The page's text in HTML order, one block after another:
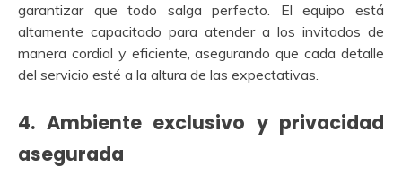
garantizar que todo salga perfecto. El equipo está
altamente capacitado para atender a los invitados de
manera cordial y eficiente, asegurando que cada detalle
del servicio esté a la altura de las expectativas.
4. Ambiente exclusivo y privacidad
asegurada